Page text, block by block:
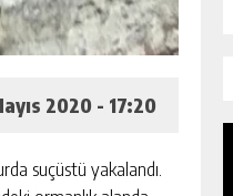
2020 - 17:20
suçüstü yakalandı.